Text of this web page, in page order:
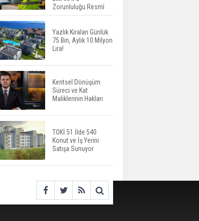
Harcamaları Geriledi
Tercih Döneminde
Barınma Telaşı Başladı
Aileden Miras Kalan Ev
Nasıl Satılır?
İstanbul'da 15 Bin Kiralık
Sosyal Konut Eylülde
Kiraya Verilecek
Zorunluluğu Resmî
Yazlık Kiraları Günlük
75 Bin, Aylık 10 Milyon
Lira!
Kentsel Dönüşüm
Süreci ve Kat
Maliklerinin Hakları
TOKİ 51 İlde 540
Konut ve İş Yerini
Satışa Sunuyor